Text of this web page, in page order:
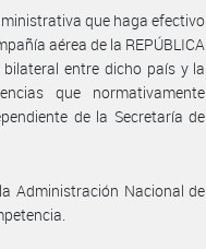
que haga efectivo
aérea de la REPÚBLICA
bilateral entre dicho país y la
que normativamente
de la Secretaría de
Administración Nacional de